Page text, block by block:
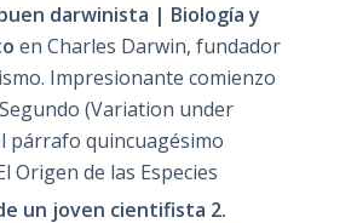
darwinista | Biología y
en Charles Darwin, fundador
Impresionante comienzo
(Variation under
párrafo quincuagésimo
Origen de las Especies
un joven cientifista 2.